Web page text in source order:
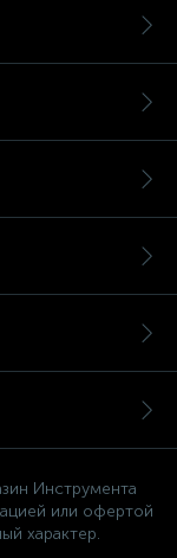
Инструмента
или офертой
характер.